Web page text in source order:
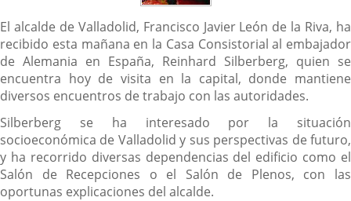
Descripción
El alcalde de Valladolid, Francisco Javier León de la Riva, ha
recibido esta mañana en la Casa Consistorial al embajador
de Alemania en España, Reinhard Silberberg, quien se
encuentra hoy de visita en la capital, donde mantiene
diversos encuentros de trabajo con las autoridades.
Silberberg se ha interesado por la situación
socioeconómica de Valladolid y sus perspectivas de futuro,
y ha recorrido diversas dependencias del edificio como el
Salón de Recepciones o el Salón de Plenos, con las
oportunas explicaciones del alcalde.